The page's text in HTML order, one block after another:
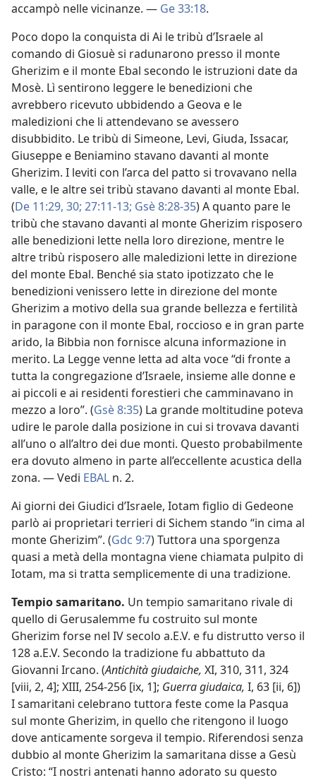
accampò nelle vicinanze. — Ge 33:18.
Poco dopo la conquista di Ai le tribù d’Israele al
comando di Giosuè si radunarono presso il monte
Gherizim e il monte Ebal secondo le istruzioni date da
Mosè. Lì sentirono leggere le benedizioni che
avrebbero ricevuto ubbidendo a Geova e le
maledizioni che li attendevano se avessero
disubbidito. Le tribù di Simeone, Levi, Giuda, Issacar,
Giuseppe e Beniamino stavano davanti al monte
Gherizim. I leviti con l’arca del patto si trovavano nella
valle, e le altre sei tribù stavano davanti al monte Ebal.
(De 11:29, 30; 27:11-13; Gsè 8:28-35) A quanto pare le
tribù che stavano davanti al monte Gherizim risposero
alle benedizioni lette nella loro direzione, mentre le
altre tribù risposero alle maledizioni lette in direzione
del monte Ebal. Benché sia stato ipotizzato che le
benedizioni venissero lette in direzione del monte
Gherizim a motivo della sua grande bellezza e fertilità
in paragone con il monte Ebal, roccioso e in gran parte
arido, la Bibbia non fornisce alcuna informazione in
merito. La Legge venne letta ad alta voce “di fronte a
tutta la congregazione d’Israele, insieme alle donne e
ai piccoli e ai residenti forestieri che camminavano in
mezzo a loro”. (Gsè 8:35) La grande moltitudine poteva
udire le parole dalla posizione in cui si trovava davanti
all’uno o all’altro dei due monti. Questo probabilmente
era dovuto almeno in parte all’eccellente acustica della
zona. — Vedi EBAL n. 2.
Ai giorni dei Giudici d’Israele, Iotam figlio di Gedeone
parlò ai proprietari terrieri di Sichem stando “in cima al
monte Gherizim”. (Gdc 9:7) Tuttora una sporgenza
quasi a metà della montagna viene chiamata pulpito di
Iotam, ma si tratta semplicemente di una tradizione.
Tempio samaritano. Un tempio samaritano rivale di
quello di Gerusalemme fu costruito sul monte
Gherizim forse nel IV secolo a.E.V. e fu distrutto verso il
128 a.E.V. Secondo la tradizione fu abbattuto da
Giovanni Ircano. (Antichità giudaiche, XI, 310, 311, 324
[viii, 2, 4]; XIII, 254-256 [ix, 1]; Guerra giudaica, I, 63 [ii, 6])
I samaritani celebrano tuttora feste come la Pasqua
sul monte Gherizim, in quello che ritengono il luogo
dove anticamente sorgeva il tempio. Riferendosi senza
dubbio al monte Gherizim la samaritana disse a Gesù
Cristo: “I nostri antenati hanno adorato su questo